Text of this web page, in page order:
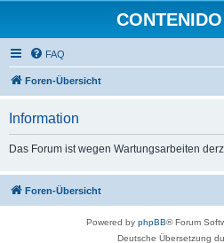
FAQ
Foren-Übersicht
Information
Das Forum ist wegen Wartungsarbeiten
Foren-Übersicht
Powered by phpBB® Forum
Deutsche Übersetzung